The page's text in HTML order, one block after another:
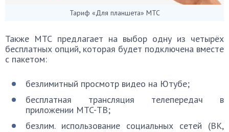
Тариф «Для планшета» МТС
Также МТС предлагает на выбор одну из четырёх
бесплатных опций, которая будет подключена вместе
с пакетом:
безлимитный просмотр видео на Ютубе;
бесплатная трансляция телепередач в
приложении MTC-ТВ;
безлим. использование социальных сетей (ВК,